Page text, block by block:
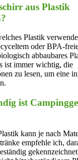
aus Plastik
Plastik
oder ⁢BPA-
abbaubares
ist⁤ immer wichtig, die​
zu lesen, um eine
⁢ist
kann je nach
empfehle ich,